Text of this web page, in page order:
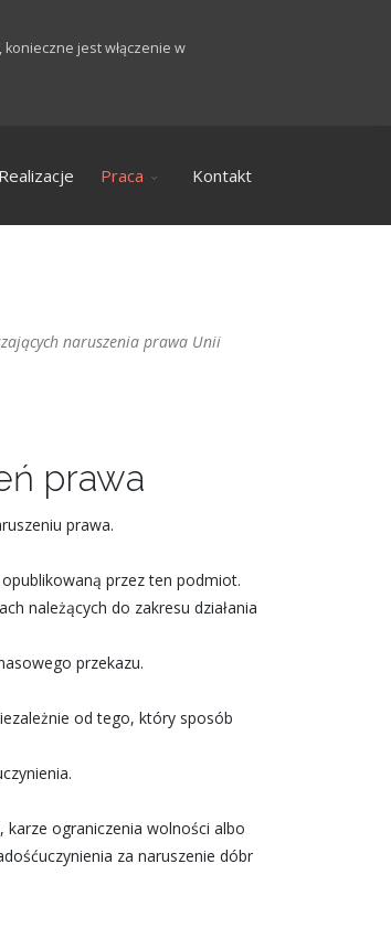
jest włączenie w
Realizacje Praca Kontakt
naruszenia prawa Unii
prawa
prawa.
przez ten podmiot.
należących do zakresu działania
przekazu.
od tego, który sposób
karze ograniczenia wolności albo
za naruszenie dóbr